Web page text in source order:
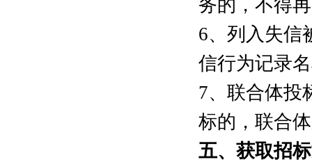
务的，不得
6、列入失信
信行为记录
7、联合体投
标的，联合
五、获取招